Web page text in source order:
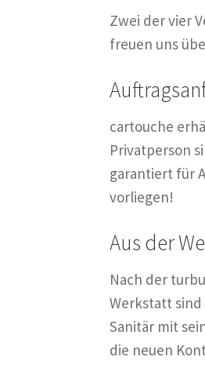
Zwei der vier
freuen uns
cartouche
Privatperson
garantiert für
vorliegen!
Aus der
Nach der
Werkstatt
Sanitär mit
die neuen